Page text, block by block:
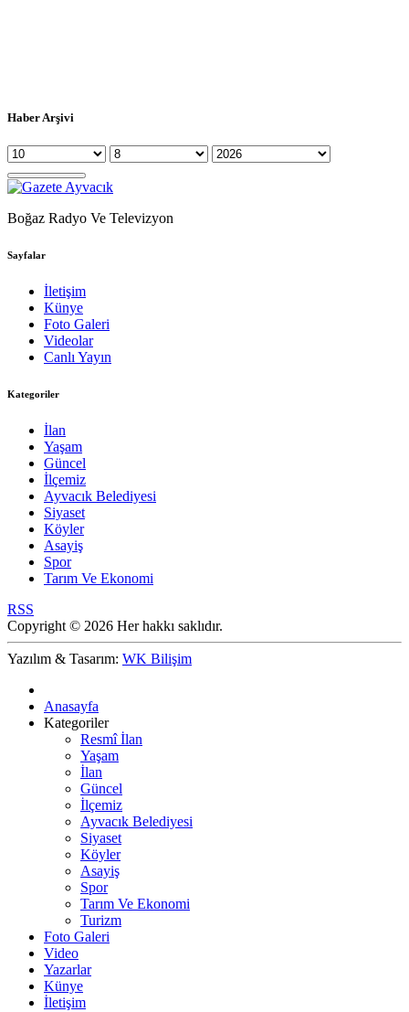
Haber Arşivi
Boğaz Radyo Ve Televizyon
Sayfalar
İletişim
Künye
Foto Galeri
Videolar
Canlı Yayın
Kategoriler
İlan
Yaşam
Güncel
İlçemiz
Ayvacık Belediyesi
Siyaset
Köyler
Asayiş
Spor
Tarım Ve Ekonomi
RSS
Copyright © 2026 Her hakkı saklıdır.
Yazılım & Tasarım: WK Bilişim
Anasayfa
Kategoriler
Resmî İlan
Yaşam
İlan
Güncel
İlçemiz
Ayvacık Belediyesi
Siyaset
Köyler
Asayiş
Spor
Tarım Ve Ekonomi
Turizm
Foto Galeri
Video
Yazarlar
Künye
İletişim